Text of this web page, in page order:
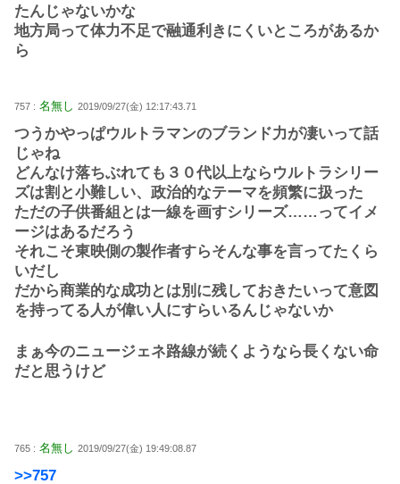
たんじゃないかな
地方局って体力不足で融通利きにくいところがあるか
ら
757 : 名無し 2019/09/27(金) 12:17:43.71
つうかやっぱウルトラマンのブランド力が凄いって話
じゃね
どんなけ落ちぶれても３０代以上ならウルトラシリー
ズは割と小難しい、政治的なテーマを頻繁に扱った
ただの子供番組とは一線を画すシリーズ……ってイメ
ージはあるだろう
それこそ東映側の製作者すらそんな事を言ってたくら
いだし
だから商業的な成功とは別に残しておきたいって意図
を持ってる人が偉い人にすらいるんじゃないか
まぁ今のニュージェネ路線が続くようなら長くない命
だと思うけど
765 : 名無し 2019/09/27(金) 19:49:08.87
>>757